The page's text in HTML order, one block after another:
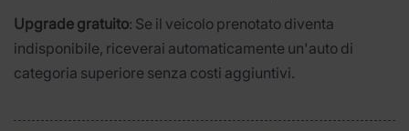
Upgrade gratuito: Se il veicolo prenotato diventa
indisponibile, riceverai automaticamente un'auto di
categoria superiore senza costi aggiuntivi.